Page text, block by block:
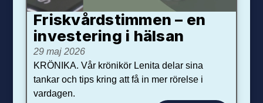
Friskvårdstimmen – en
investering i hälsan
29 maj 2026
KRÖNIKA. Vår krönikör Lenita delar sina
tankar och tips kring att få in mer rörelse i
vardagen.